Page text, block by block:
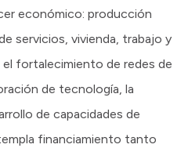
económico: producción
servicios, vivienda, trabajo y
el fortalecimiento de redes de
de tecnología, la
de capacidades de
financiamiento tanto